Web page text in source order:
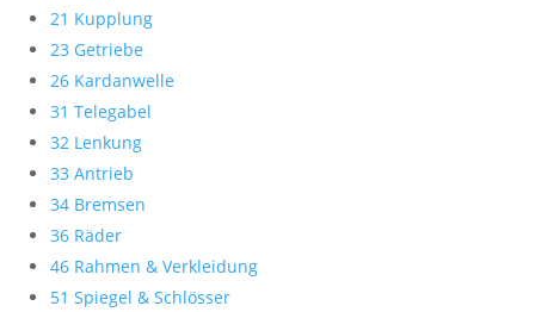
21 Kupplung
23 Getriebe
26 Kardanwelle
31 Telegabel
32 Lenkung
33 Antrieb
34 Bremsen
36 Räder
46 Rahmen & Verkleidung
51 Spiegel & Schlösser